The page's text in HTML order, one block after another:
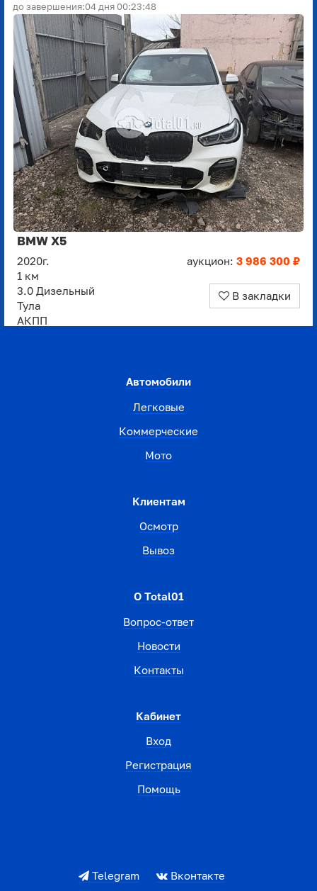
до завершения:04 дня 00:23:48
BMW X5
2020г.
1 км
3.0 Дизельный
Тула
АКПП
аукцион: 3 986 300 ₽
В закладки
Автомобили
Легковые
Коммерческие
Мото
Клиентам
Осмотр
Вывоз
О Total01
Вопрос-ответ
Новости
Контакты
Кабинет
Вход
Регистрация
Помощь
Telegram Вконтакте